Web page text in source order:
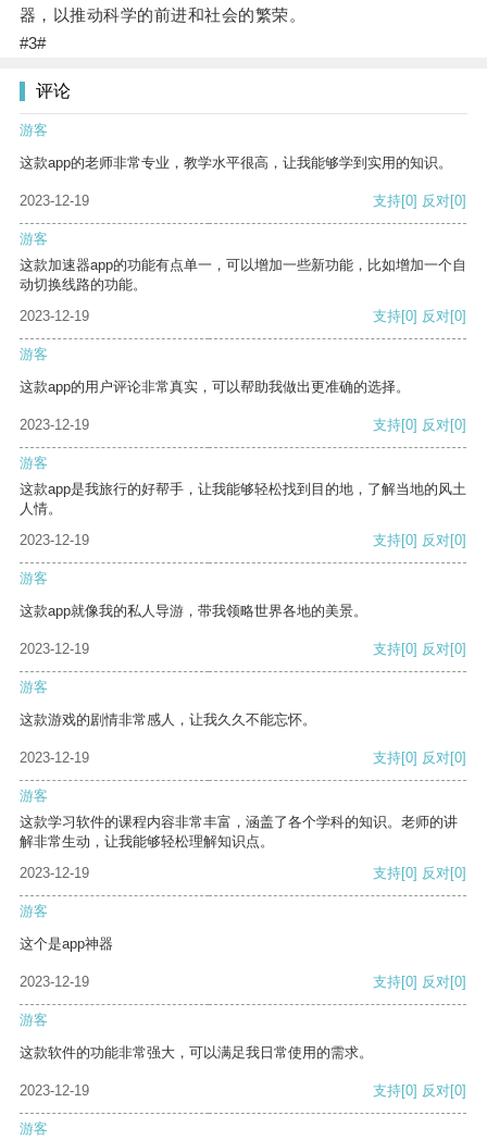
器，以推动科学的前进和社会的繁荣。
#3#
评论
游客
这款app的老师非常专业，教学水平很高，让我能够学到实用的知识。
2023-12-19 支持[0] 反对[0]
游客
这款加速器app的功能有点单一，可以增加一些新功能，比如增加一个自
动切换线路的功能。
2023-12-19
支持[0] 反对[0]
游客
这款app的用户评论非常真实，可以帮助我做出更准确的选择。
2023-12-19 支持[0] 反对[0]
游客
这款app是我旅行的好帮手，让我能够轻松找到目的地，了解当地的风土
人情。
2023-12-19
支持[0] 反对[0]
游客
这款app就像我的私人导游，带我领略世界各地的美景。
2023-12-19 支持[0] 反对[0]
游客
这款游戏的剧情非常感人，让我久久不能忘怀。
2023-12-19 支持[0] 反对[0]
游客
这款学习软件的课程内容非常丰富，涵盖了各个学科的知识。老师的讲
解非常生动，让我能够轻松理解知识点。
2023-12-19
支持[0] 反对[0]
游客
这个是app神器
2023-12-19 支持[0] 反对[0]
游客
这款软件的功能非常强大，可以满足我日常使用的需求。
2023-12-19 支持[0] 反对[0]
游客